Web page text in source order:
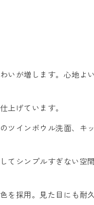
いが増します。心地よ
上げています。
ツインボウル洗面、キ
てシンプルすぎない空
を採用。見た目にも耐